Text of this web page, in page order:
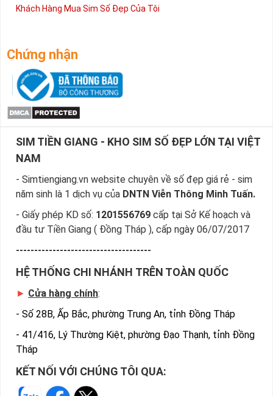
Khách Hàng Mua Sim Số Đẹp Của Tôi
Chứng nhận
SIM TIỀN GIANG - KHO SIM SỐ ĐẸP LỚN TẠI VIỆT
NAM
- Simtiengiang.vn website chuyên về số đẹp giá rẻ - sim
năm sinh là 1 dịch vụ của DNTN Viễn Thông Minh Tuấn.
- Giấy phép KD số: 1201556769 cấp tại Sở Kế hoạch và
đầu tư Tiền Giang ( Đồng Tháp ), cấp ngày 06/07/2017
-------------------------------------
HỆ THỐNG CHI NHÁNH TRÊN TOÀN QUỐC
► Cửa hàng chính:
- Số 28B, Ấp Bắc, phường Trung An, tỉnh Đồng Tháp
- 41/416, Lý Thường Kiệt, phường Đạo Thạnh, tỉnh Đồng
Tháp
KẾT NỐI VỚI CHÚNG TÔI QUA: